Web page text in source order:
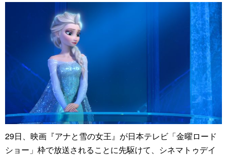
29日、映画『アナと雪の女王』が日本テレビ「金曜ロード
ショー」枠で放送されることに先駆けて、シネマトゥデイ